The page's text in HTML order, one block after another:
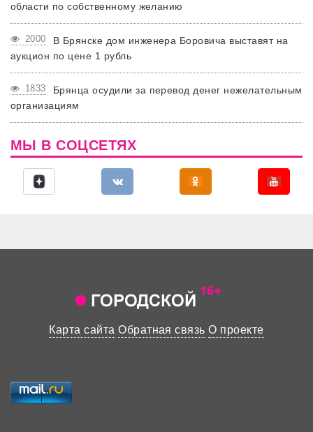
области по собственному желанию
2000
В Брянске дом инженера Боровича выставят на
аукцион по цене 1 рубль
1833
Брянца осудили за перевод денег нежелательным
организациям
МЫ В СОЦСЕТЯХ
Карта сайта Обратная связь О проекте